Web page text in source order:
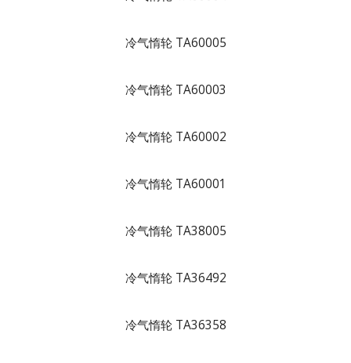
冷气惰轮 TA60005
冷气惰轮 TA60003
冷气惰轮 TA60002
冷气惰轮 TA60001
冷气惰轮 TA38005
冷气惰轮 TA36492
冷气惰轮 TA36358